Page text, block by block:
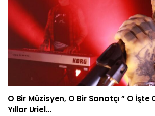
O Bir Müzisyen, O Bir Sanatçı ” O İşte
Yıllar Uriel…